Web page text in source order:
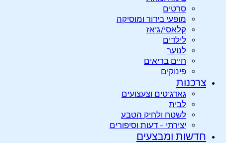
סרטים
מופעי בידור ומוסיקה
קלאסי/ג’אז
לילדים
לנוער
חיים בריאים
פינוקים
צרכנות
גאדג’טים וצעצועים
לבית
לשטח ולחיק הטבע
יצירתי – דעות וסיפורים
חדשות ומבצעים